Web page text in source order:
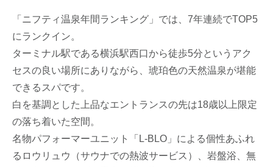
「ニフティ温泉年間ランキング」では、7年連続でTOP5
にランクイン。
ターミナル駅である横浜駅西口から徒歩5分というアク
セスの良い場所にありながら、琥珀色の天然温泉が堪能
できるスパです。
白を基調とした上品なエントランスの先は18歳以上限定
の落ち着いた空間。
名物パフォーマーユニット「L-BLO」による個性あふれ
るロウリュウ（サウナでの熱波サービス）、岩盤浴、無